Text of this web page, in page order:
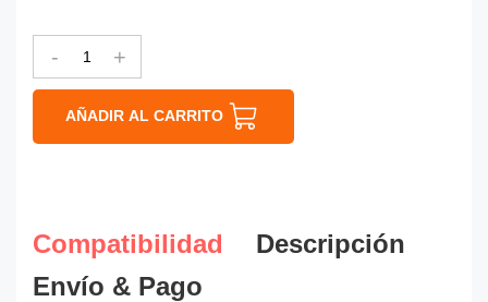
- +
AÑADIR AL CARRITO
Compatibilidad
Descripción
Envío & Pago